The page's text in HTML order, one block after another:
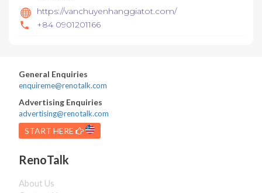
https://vanchuyenhanggiatot.com/
+84 0901201166
General Enquiries
enquireme@renotalk.com
Advertising Enquiries
advertising@renotalk.com
START HERE
RenoTalk
About Us